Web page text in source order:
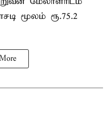
மூலம் ரூ.75.2